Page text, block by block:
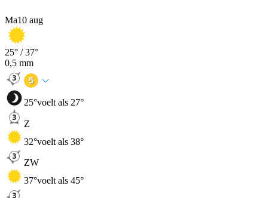
Ma10 aug
25° /37°
0,5 mm
25°voelt als 27°
Z
32°voelt als 38°
ZW
37°voelt als 45°